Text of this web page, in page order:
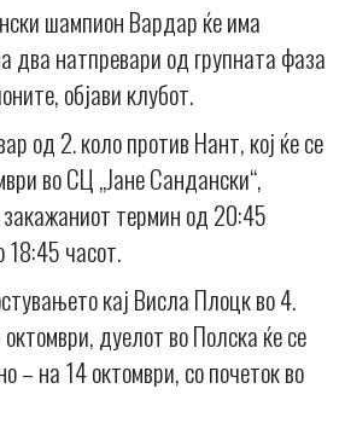
шампион Вардар ќе има
два натпревари од групната фаза
објави клубот.
од 2. коло против Нант, кој ќе се
во СЦ „Јане Сандански“,
термин од 20:45
18:45 часот.
кај Висла Плоцк во 4.
дуелот во Полска ќе се
– на 14 октомври, со почеток во